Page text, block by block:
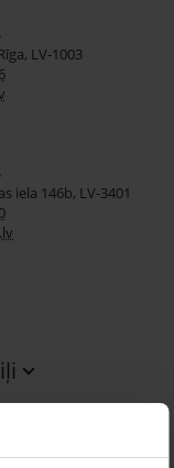
LV-1003
iela 146b, LV-3401